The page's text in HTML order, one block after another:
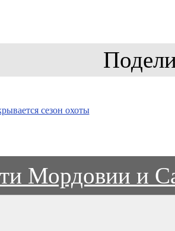
сезон охоты
Мордовии и